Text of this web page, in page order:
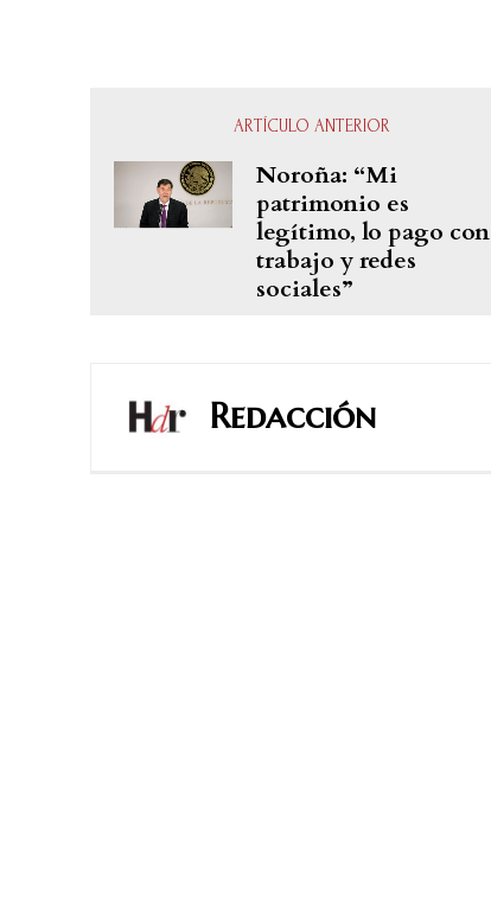
ARTÍCULO ANTERIOR
Noroña: “Mi
patrimonio es
legítimo, lo pago con
trabajo y redes
sociales”
Redacción